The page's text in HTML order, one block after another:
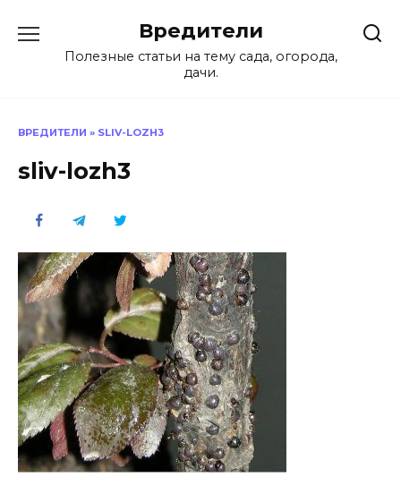
содержанию
Вредители
Полезные статьи на тему сада, огорода,
дачи.
ВРЕДИТЕЛИ » SLIV-LOZH3
sliv-lozh3